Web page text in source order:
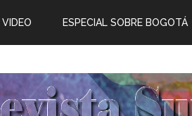
VIDEO ESPECIAL SOBRE BOGOTÁ